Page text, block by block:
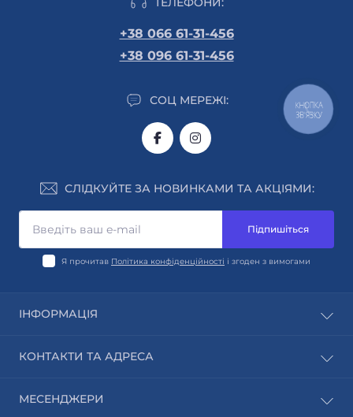
+38 066 61-31-456
+38 096 61-31-456
СОЦ МЕРЕЖІ:
СЛІДКУЙТЕ ЗА НОВИНКАМИ ТА АКЦІЯМИ:
Підпишіться
Я прочитав Політика конфіденційності і згоден з вимогами
ІНФОРМАЦІЯ
Виробники
Зворотній зв’язок
КОНТАКТИ ТА АДРЕСА
МЕСЕНДЖЕРИ
КНОПКА
ЗВ'ЯЗКУ